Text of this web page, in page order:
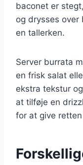
baconet er
og drysses over
en tallerken.
Server burrata
en frisk salat
ekstra tekstur
at tilføje en
for at give